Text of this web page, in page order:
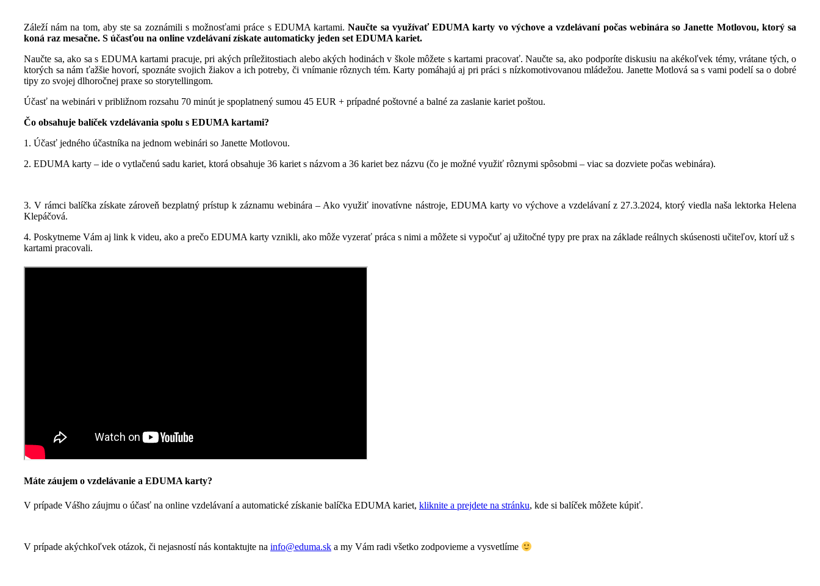
Záleží nám na tom, aby ste sa zoznámili s možnosťami práce s EDUMA kartami.Naučte sa využívať EDUMA karty vo výchove a vzdelávaní počas webinára so Janette Motlovou, ktorý sa
koná raz mesačne. S účasťou na online vzdelávaní získate automaticky jeden set EDUMA kariet.
Naučte sa, ako sa s EDUMA kartami pracuje, pri akých príležitostiach alebo akých hodinách v škole môžete s kartami pracovať. Naučte sa, ako podporíte diskusiu na akékoľvek témy, vrátane tých, o
ktorých sa nám ťažšie hovorí, spoznáte svojich žiakov a ich potreby, či vnímanie rôznych tém. Karty pomáhajú aj pri práci s nízkomotivovanou mládežou. Janette Motlová sa s vami podelí sa o dobré
tipy zo svojej dlhoročnej praxe so storytellingom.
Účasť na webinári v približnom rozsahu 70 minút je spoplatnený sumou 45 EUR + prípadné poštovné a balné za zaslanie kariet poštou.
Čo obsahuje balíček vzdelávania spolu s EDUMA kartami?
1. Účasť jedného účastníka na jednom webinári so Janette Motlovou.
2. EDUMA karty – ide o vytlačenú sadu kariet, ktorá obsahuje 36 kariet s názvom a 36 kariet bez názvu (čo je možné využiť rôznymi spôsobmi – viac sa dozviete počas webinára).
3. V rámci balíčka získate zároveň bezplatný prístup k záznamu webinára – Ako využiť inovatívne nástroje, EDUMA karty vo výchove a vzdelávaní z 27.3.2024, ktorý viedla naša lektorka Helena
Klepáčová.
4. Poskytneme Vám aj link k videu, ako a prečo EDUMA karty vznikli, ako môže vyzerať práca s nimi a môžete si vypočuť aj užitočné typy pre prax na základe reálnych skúsenosti učiteľov, ktorí už s
kartami pracovali.
Máte záujem o vzdelávanie a EDUMA karty?
V prípade Vášho záujmu o účasť na online vzdelávaní a automatické získanie balíčka EDUMA kariet, kliknite a prejdete na stránku, kde si balíček môžete kúpiť.
V prípade akýchkoľvek otázok, či nejasností nás kontaktujte na info@eduma.sk a my Vám radi všetko zodpovieme a vysvetlíme